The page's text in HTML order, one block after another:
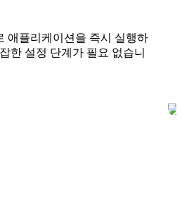
애플리케이션을 즉시 실행하
한 설정 단계가 필요 없습니